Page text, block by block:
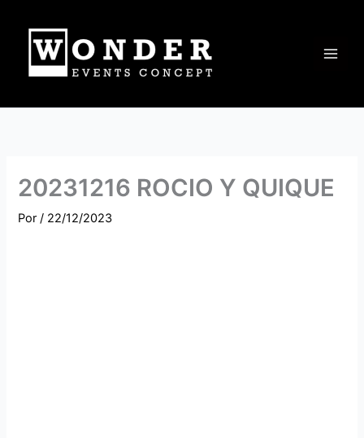
contenido
20231216 ROCIO Y QUIQUE
Por/ 22/12/2023